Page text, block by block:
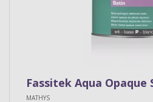
Fassitek Aqua Opaque
MATHYS